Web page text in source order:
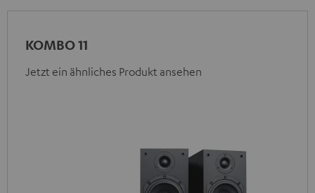
KOMBO 11
Jetzt ein ähnliches Produkt ansehen